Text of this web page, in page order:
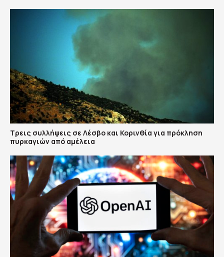
Τρεις συλλήψεις σε Λέσβο και Κορινθία για πρόκληση
πυρκαγιών από αμέλεια